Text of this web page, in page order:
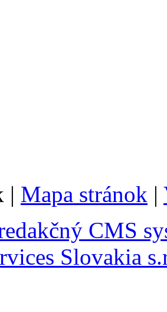
| Mapa stránok |
CMS
Slovakia